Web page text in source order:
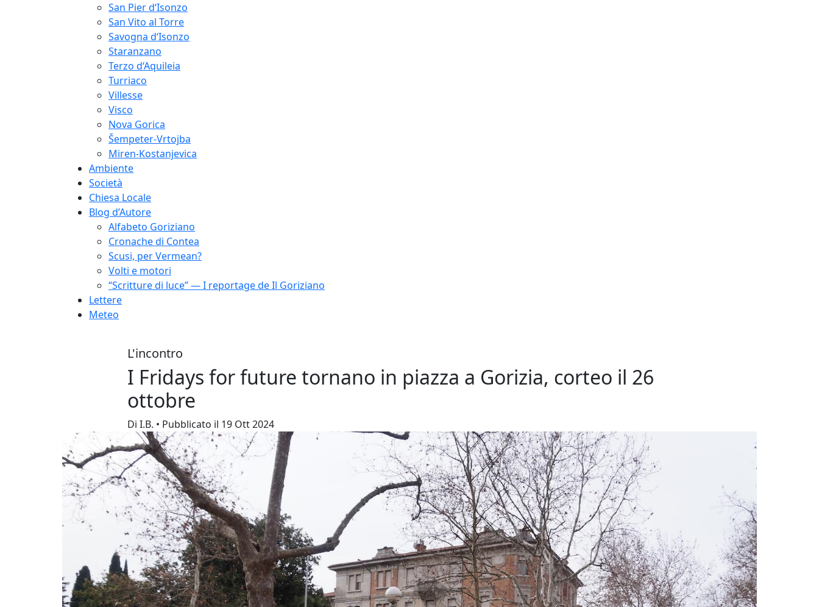
San Pier d‘Isonzo
San Vito al Torre
Savogna d‘Isonzo
Staranzano
Terzo d‘Aquileia
Turriaco
Villesse
Visco
Nova Gorica
Šempeter-Vrtojba
Miren-Kostanjevica
Ambiente
Società
Chiesa Locale
Blog d’Autore
Alfabeto Goriziano
Cronache di Contea
Scusi, per Vermean?
Volti e motori
“Scritture di luce” — I reportage de Il Goriziano
Lettere
Meteo
L'incontro
I Fridays for future tornano in piazza a Gorizia, corteo il 26
ottobre
Di I.B. • Pubblicato il 19 Ott 2024